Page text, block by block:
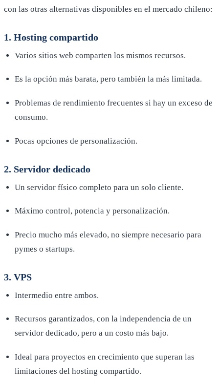
con las otras alternativas disponibles en el mercado chileno:
1. Hosting compartido
Varios sitios web comparten los mismos recursos.
Es la opción más barata, pero también la más limitada.
Problemas de rendimiento frecuentes si hay un exceso de
consumo.
Pocas opciones de personalización.
2. Servidor dedicado
Un servidor físico completo para un solo cliente.
Máximo control, potencia y personalización.
Precio mucho más elevado, no siempre necesario para
pymes o startups.
3. VPS
Intermedio entre ambos.
Recursos garantizados, con la independencia de un
servidor dedicado, pero a un costo más bajo.
Ideal para proyectos en crecimiento que superan las
limitaciones del hosting compartido.